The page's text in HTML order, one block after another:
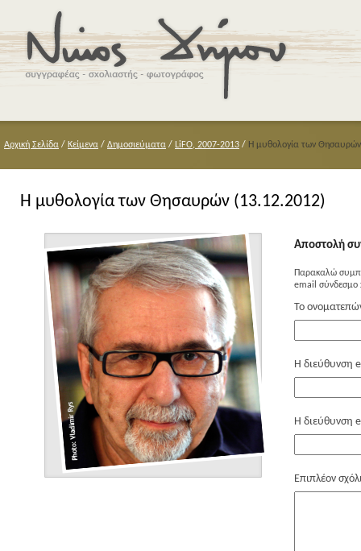
Αρχική Σελίδα / Κείμενα / Δημοσιεύματα / LiFO, 2007-2013 / Η μυθολογία των
Η μυθολογία των Θησαυρών (13.12.2012)
Αποστολή
Παρακαλώ
email σύνδεσμο
Το
Η διεύθυνση
Η διεύθυνση
Επιπλέον